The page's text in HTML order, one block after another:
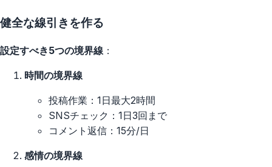
健全な線引きを作る
設定すべき5つの境界線 ：
時間の境界線
投稿作業：1日最大2時間
SNSチェック：1日3回まで
コメント返信：15分/日
感情の境界線